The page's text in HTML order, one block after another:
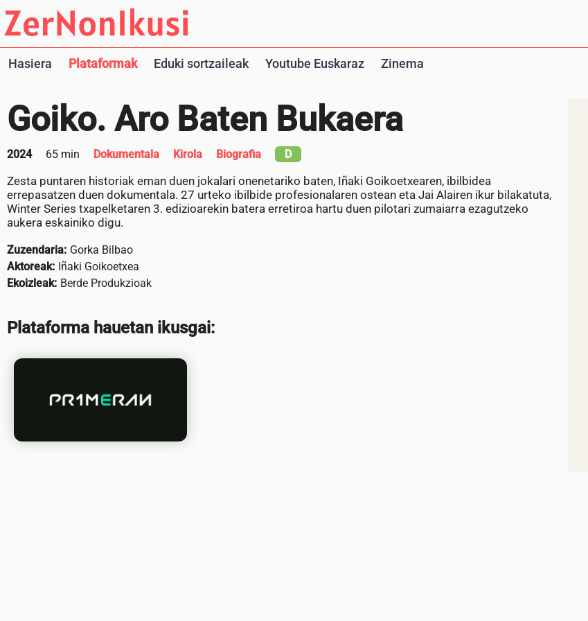
Hasiera Plataformak Eduki sortzaileak Youtube Euskaraz Zinema
Goiko. Aro Baten Bukaera
2024 65 min Dokumentala Kirola Biografia D
Zesta puntaren historiak eman duen jokalari onenetariko baten, Iñaki Goikoetxearen, ibilbidea
errepasatzen duen dokumentala. 27 urteko ibilbide profesionalaren ostean eta Jai Alairen ikur bilakatuta,
Winter Series txapelketaren 3. edizioarekin batera erretiroa hartu duen pilotari zumaiarra ezagutzeko
aukera eskainiko digu.
Zuzendaria: Gorka Bilbao
Aktoreak: Iñaki Goikoetxea
Ekoizleak: Berde Produkzioak
Plataforma hauetan ikusgai: